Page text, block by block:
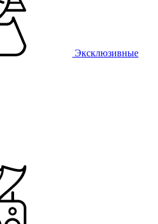
Эксклюзивные